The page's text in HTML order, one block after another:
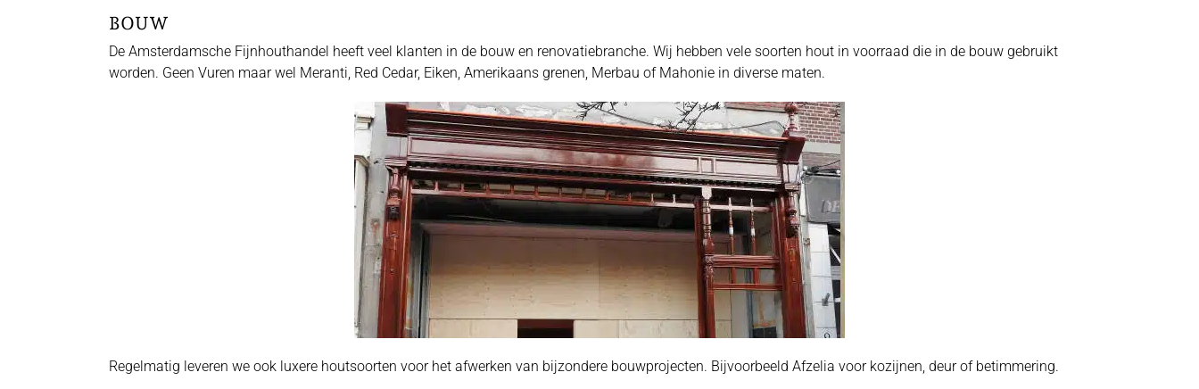
BOUW
De Amsterdamsche Fijnhouthandel heeft veel klanten in de bouw en renovatiebranche. Wij hebben vele soorten hout in voorraad die in de bouw gebruikt
worden. Geen Vuren maar wel Meranti, Red Cedar, Eiken, Amerikaans grenen, Merbau of Mahonie in diverse maten.
Regelmatig leveren we ook luxere houtsoorten voor het afwerken van bijzondere bouwprojecten. Bijvoorbeeld Afzelia voor kozijnen, deur of betimmering.